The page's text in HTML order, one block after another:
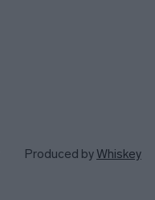
Produced byWhiskey